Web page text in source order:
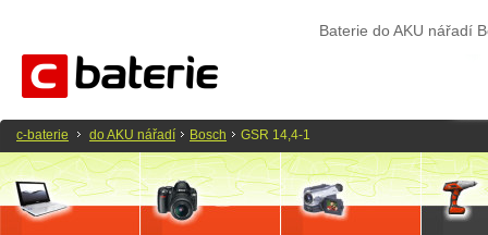
Baterie do AKU nářadí
c-baterie do AKU nářadí Bosch GSR 14,4-1